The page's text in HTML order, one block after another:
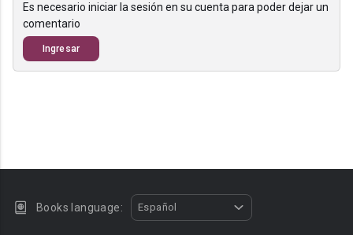
Es necesario iniciar la sesión en su cuenta para poder dejar un
comentario
Ingresar
Books language: Español